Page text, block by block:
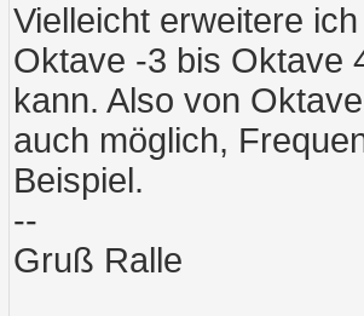
Vielleicht erweitere
Oktave -3 bis Oktave
kann. Also von
auch möglich,
Beispiel.
--
Gruß Ralle